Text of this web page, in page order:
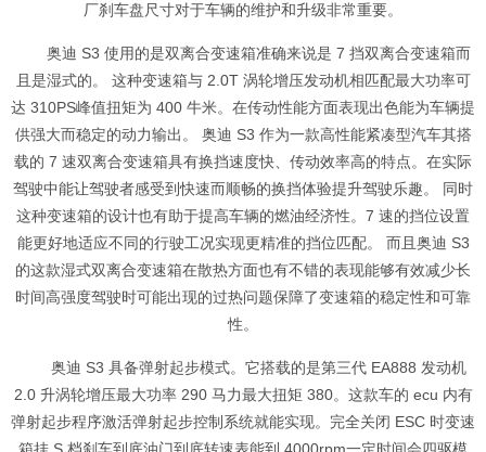
厂刹车盘尺寸对于车辆的维护和升级非常重要。
奥迪 S3 使用的是双离合变速箱准确来说是 7 挡双离合变速箱而
且是湿式的。 这种变速箱与 2.0T 涡轮增压发动机相匹配最大功率可
达 310PS峰值扭矩为 400 牛米。在传动性能方面表现出色能为车辆提
供强大而稳定的动力输出。 奥迪 S3 作为一款高性能紧凑型汽车其搭
载的 7 速双离合变速箱具有换挡速度快、传动效率高的特点。在实际
驾驶中能让驾驶者感受到快速而顺畅的换挡体验提升驾驶乐趣。 同时
这种变速箱的设计也有助于提高车辆的燃油经济性。7 速的挡位设置
能更好地适应不同的行驶工况实现更精准的挡位匹配。 而且奥迪 S3
的这款湿式双离合变速箱在散热方面也有不错的表现能够有效减少长
时间高强度驾驶时可能出现的过热问题保障了变速箱的稳定性和可靠
性。
奥迪 S3 具备弹射起步模式。它搭载的是第三代 EA888 发动机
2.0 升涡轮增压最大功率 290 马力最大扭矩 380。这款车的 ecu 内有
弹射起步程序激活弹射起步控制系统就能实现。完全关闭 ESC 时变速